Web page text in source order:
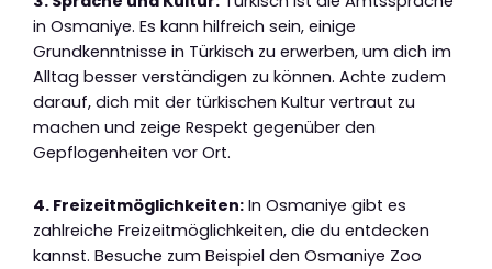
in Osmaniye. Es kann hilfreich sein, einige
Grundkenntnisse in Türkisch zu erwerben, um dich im
Alltag besser verständigen zu können. Achte zudem
darauf, dich mit der türkischen Kultur vertraut zu
machen und zeige Respekt gegenüber den
Gepflogenheiten vor Ort.
4. Freizeitmöglichkeiten: In Osmaniye gibt es
zahlreiche Freizeitmöglichkeiten, die du entdecken
kannst. Besuche zum Beispiel den Osmaniye Zoo